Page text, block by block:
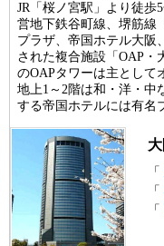
JR「桜ノ宮駅」より徒歩
営地下鉄谷町線、堺筋線
プラザ、帝国ホテル大阪
された複合施設「OAP・
のOAPタワーは主として
地上1～2階は和・洋・中
する帝国ホテルには有名
「
「
「